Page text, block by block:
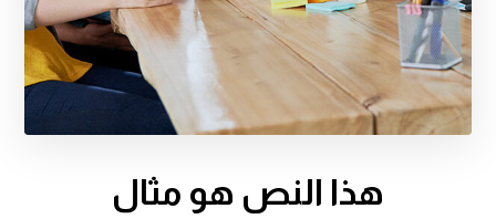
هذا النص هو مثال